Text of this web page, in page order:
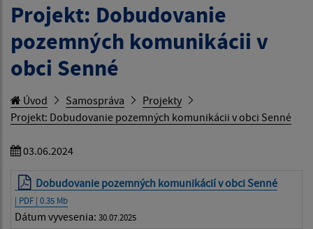
Projekt: Dobudovanie
pozemných komunikácii v
obci Senné
Úvod Samospráva
Projekty
Projekt: Dobudovanie pozemných komunikácii v obci Senné
03.06.2024
Dobudovanie pozemných komunikácií v obci Senné
| PDF | 0.35 Mb
Dátum vyvesenia: 30.07.2025